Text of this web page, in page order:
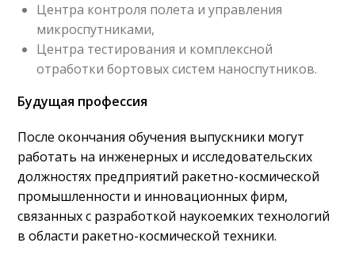
Центра контроля полета и управления
микроспутниками,
Центра тестирования и комплексной
отработки бортовых систем наноспутников.
Будущая профессия
После окончания обучения выпускники могут
работать на инженерных и исследовательских
должностях предприятий ракетно-космической
промышленности и инновационных фирм,
связанных с разработкой наукоемких технологий
в области ракетно-космической техники.